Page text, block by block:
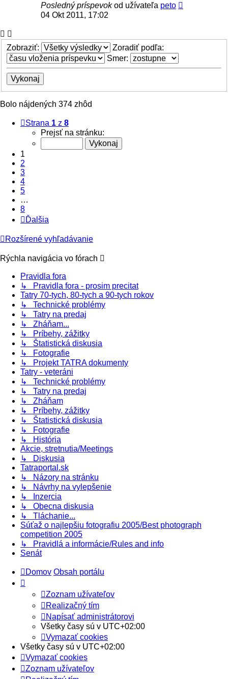
Posledný príspevokod užívateľa peto
04 Okt 2011, 17:02
Zobraziť:
Zoradiť podľa:
Smer:
Bolo nájdených 374 zhôd
Strana 1 z 8
Prejsť na stránku:
1
2
3
4
5
…
8
Ďalšia
Rozšírené vyhľadávanie
Rýchla navigácia vo fórach
Pravidla fora
↳ Pravidla fora - prosim precitat
Tatry 70-tych, 80-tych a 90-tych rokov
↳ Technické problémy
↳ Tatry na predaj
↳ Zháňam...
↳ Príbehy, zážitky
↳ Štatistická diskusia
↳ Fotografie
↳ Projekt TATRA dokumenty
Tatry - veteráni
↳ Technické problémy
↳ Tatry na predaj
↳ Zháňam
↳ Príbehy, zážitky
↳ Štatistická diskusia
↳ Fotografie
↳ História
Akcie, stretnutia/Meetings
↳ Diskusia
Tatraportal.sk
↳ Názory na stránku
↳ Návrhy na vylepšenie
↳ Inzercia
↳ Obecna diskusia
↳ Tláchanie...
Súťaž o najlepšiu fotografiu 2005/Best photograph
competition 2005
↳ Pravidlá a informácie/Rules and info
Senát
Domov Obsah portálu
Zoznam užívateľov
Realizačný tím
Napísať administrátorovi
Všetky časy sú v UTC+02:00
Vymazať cookies
Všetky časy sú v UTC+02:00
Vymazať cookies
Zoznam užívateľov